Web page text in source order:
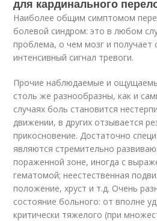
для кардинального
Наиболее общим симптомом
болевой синдром: это в любом
проблема, о чем мозг и получает
интенсивный сигнал тревоги.
Прочие наблюдаемые и
столь же разнообразны, как и
случаях боль становится
движении, в других отзывается
прикосновение. Достаточно
являются стремительно
пораженной зоне, иногда с
гематомой; неестественная
положение, хруст и т.д. Очень
состояние больного: от вполне
критически тяжелого (при